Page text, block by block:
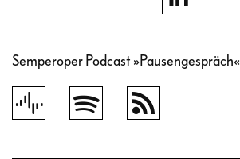
Semperoper Podcast »Pausengespräch«